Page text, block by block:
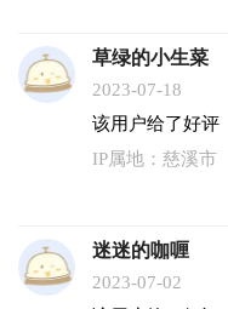
草绿的小生菜
2023-07-18
该用户给了好评
IP属地：慈溪市
迷迷的咖喱
2023-07-02